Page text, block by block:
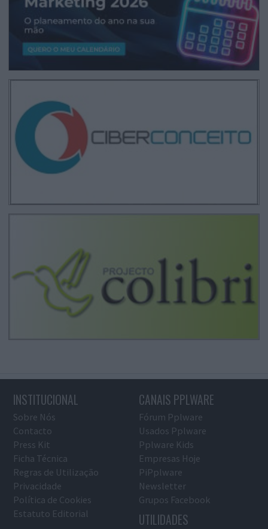
INSTITUCIONAL
Sobre Nós
Contacto
Press Kit
Ficha Técnica
Regras de Utilização
Privacidade
Política de Cookies
Estatuto Editorial
CANAIS PPLWARE
Fórum Pplware
Usados Pplware
Pplware Kids
Empresas Hoje
PiPplware
Newsletter
Grupos Facebook
UTILIDADES